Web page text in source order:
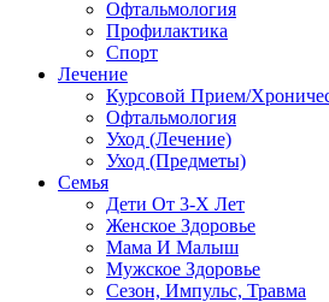
Офтальмология
Профилактика
Спорт
Лечение
Курсовой Прием/
Офтальмология
Уход (Лечение)
Уход (Предметы)
Семья
Дети От 3-Х Лет
Женское Здоровье
Мама И Малыш
Мужское Здоровье
Сезон, Импульс, Травма